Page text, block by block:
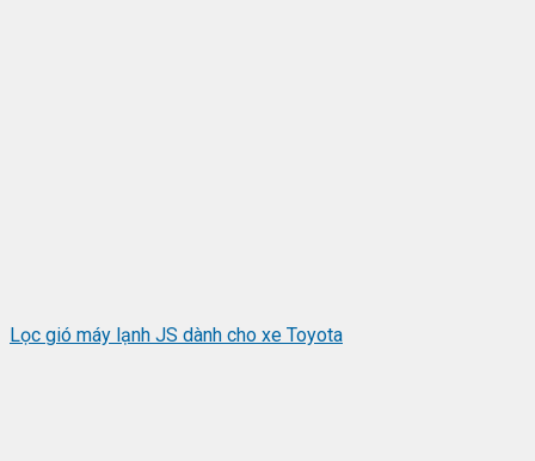
Lọc gió máy lạnh JS dành cho xe Toyota